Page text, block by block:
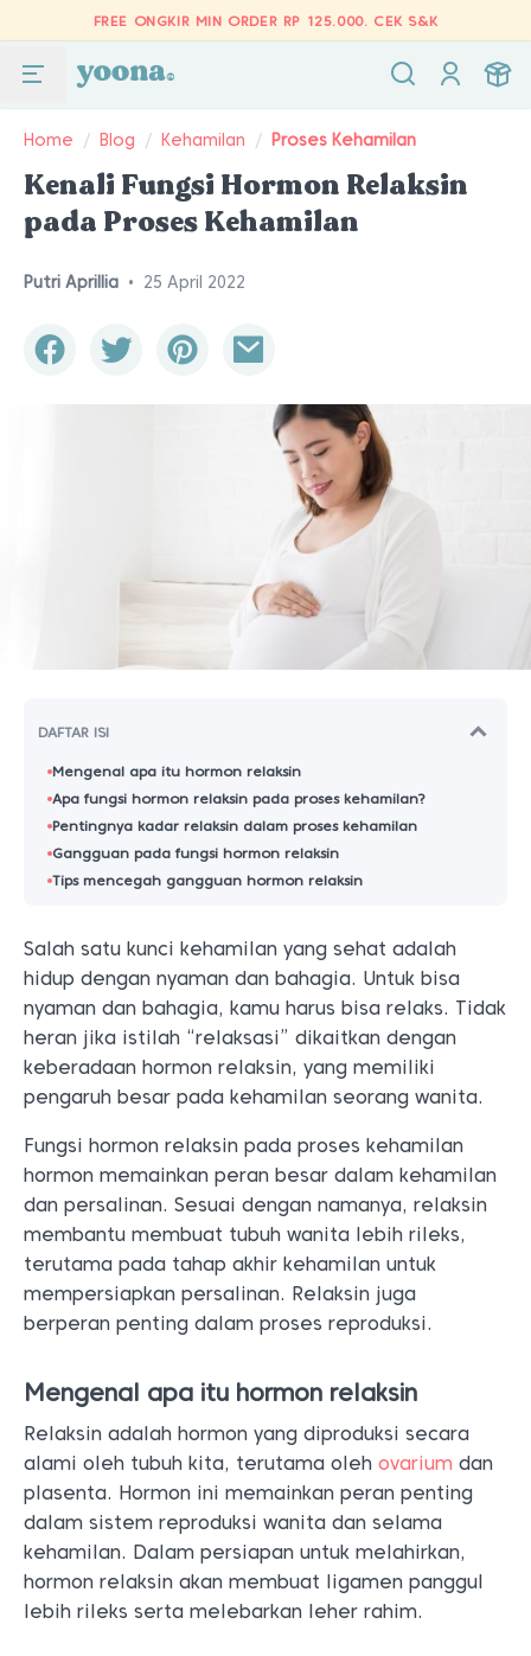
FREE ONGKIR MIN ORDER RP 125.000. CEK S&K
Home / Blog / Kehamilan / Proses Kehamilan
Kenali Fungsi Hormon Relaksin
pada Proses Kehamilan
Putri Aprillia • 25 April 2022
DAFTAR ISI
Mengenal apa itu hormon relaksin
Apa fungsi hormon relaksin pada proses kehamilan?
Pentingnya kadar relaksin dalam proses kehamilan
Gangguan pada fungsi hormon relaksin
Tips mencegah gangguan hormon relaksin
Salah satu kunci kehamilan yang sehat adalah
hidup dengan nyaman dan bahagia. Untuk bisa
nyaman dan bahagia, kamu harus bisa relaks. Tidak
heran jika istilah “relaksasi” dikaitkan dengan
keberadaan hormon relaksin, yang memiliki
pengaruh besar pada kehamilan seorang wanita.
Fungsi hormon relaksin pada proses kehamilan
hormon memainkan peran besar dalam kehamilan
dan persalinan. Sesuai dengan namanya, relaksin
membantu membuat tubuh wanita lebih rileks,
terutama pada tahap akhir kehamilan untuk
mempersiapkan persalinan. Relaksin juga
berperan penting dalam proses reproduksi.
Mengenal apa itu hormon relaksin
Relaksin adalah hormon yang diproduksi secara
alami oleh tubuh kita, terutama oleh ovarium dan
plasenta. Hormon ini memainkan peran penting
dalam sistem reproduksi wanita dan selama
kehamilan. Dalam persiapan untuk melahirkan,
hormon relaksin akan membuat ligamen panggul
lebih rileks serta melebarkan leher rahim.